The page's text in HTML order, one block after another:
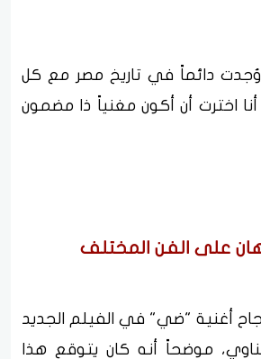
وُجدت دائماً في تاريخ مصر مع كل
اخترت أن أكون مغنياً ذا مضمون
على الفن المختلف
أغنية "ضي" في الفيلم الجديد
موضحاً أنه كان يتوقع هذا